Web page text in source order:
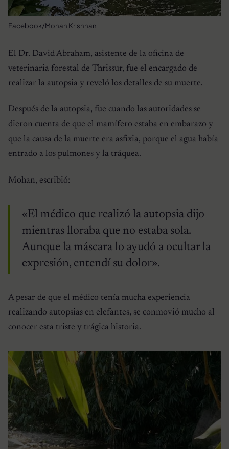
Facebook/Mohan Krishnan
El Dr. David Abraham, asistente de la oficina de
veterinaria forestal de Thrissur, fue el encargado de
realizar la autopsia y reveló los detalles de su muerte.
Después de la autopsia, fue cuando las autoridades se
dieron cuenta de que el mamífero estaba en embarazo y
que la causa de la muerte era asfixia, porque el agua había
entrado a los pulmones y la tráquea.
Mohan, escribió:
«El médico que realizó la autopsia dijo
mientras lloraba que no estaba sola.
Aunque la máscara lo ayudó a ocultar la
expresión, entendí su dolor».
A pesar de que el médico tenía mucha experiencia
realizando autopsias en elefantes, se conmovió mucho al
conocer esta triste y trágica historia.